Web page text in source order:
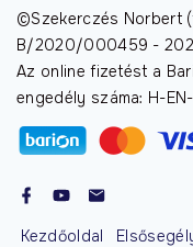
©Szekerczés Norbert
B/2020/000459 -
Az online fizetést a
engedély száma: H-
Kezdőoldal